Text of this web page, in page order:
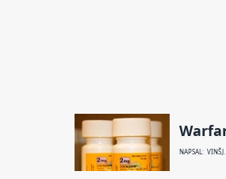
NAPSAL: VINŠ